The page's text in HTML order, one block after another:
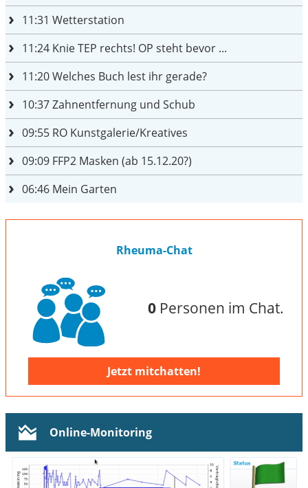
11:31 Wetterstation
11:24 Knie TEP rechts! OP steht bevor ...
11:20Welches Buch lest ihr gerade?
10:37Zahnentfernung und Schub
09:55 RO Kunstgalerie/Kreatives
09:09 FFP2 Masken (ab 15.12.20?)
06:46 Mein Garten
Rheuma-Chat
0Personen im Chat.
Jetzt mitchatten!
Online-Monitoring